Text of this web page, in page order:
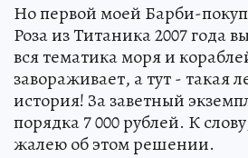
Но первой моей Барби-
Роза из Титаника 2007 года
вся тематика моря и
завораживает, а тут - такая
история! За заветный
порядка 7 000 рублей. К
жалею об этом решении.